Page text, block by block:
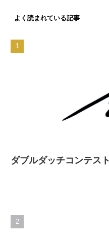
よく読まれている記事
ダブルダッチコンテス